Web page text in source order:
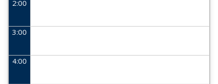
2:00
3:00
4:00